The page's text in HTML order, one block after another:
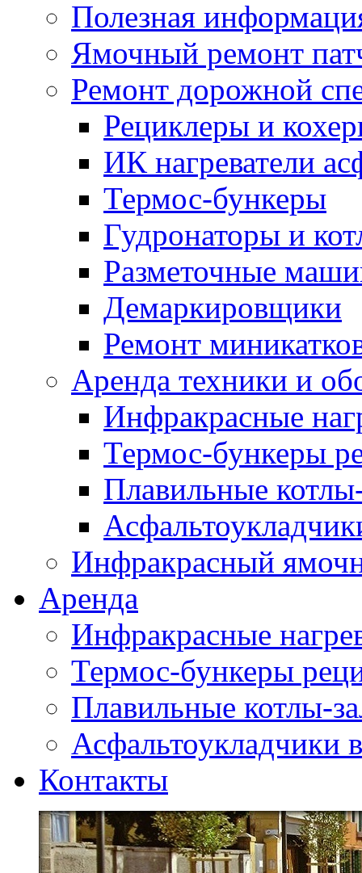
Полезная
Ямочный ремонт
Ремонт дорожной
Рециклеры и
ИК нагреватели
Термос-бункеры
Гудронаторы и
Разметочные
Демаркировщики
Ремонт
Аренда техники и
Инфракрасные
Термос-бункеры
Плавильные
Инфракрасный
Аренда
Инфракрасные
Термос-бункеры
Плавильные котлы-
Асфальтоукладчики
Контакты